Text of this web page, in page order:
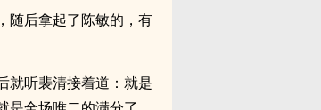
随后拿起了陈敏的，有
就听裴清接着道：就是